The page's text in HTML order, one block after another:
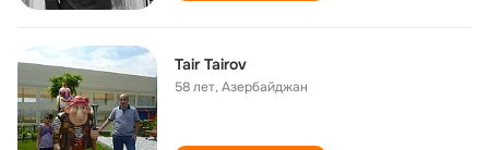
Tair Tairov
58 лет,Азербайджан